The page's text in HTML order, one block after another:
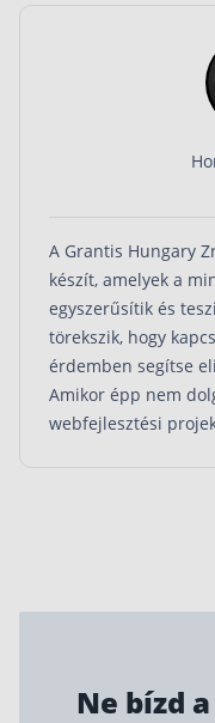
A Grantis Hungary
készít, amelyek a
egyszerűsítik és
törekszik, hogy
érdemben segítse
Amikor épp nem
webfejlesztési
Ne bízd